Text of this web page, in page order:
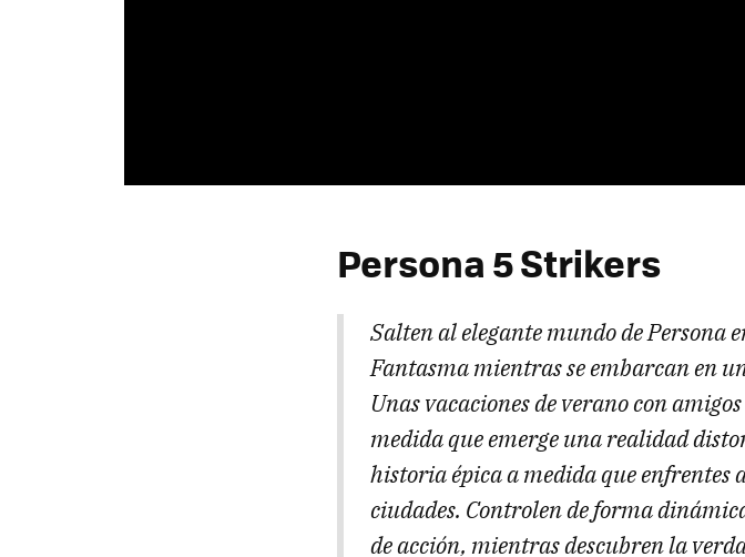
Persona 5 Strikers
Salten al elegante mundo de Persona
Fantasma mientras se embarcan en
Unas vacaciones de verano con
medida que emerge una realidad
historia épica a medida que enfrentes
ciudades. Controlen de forma
de acción, mientras descubren la